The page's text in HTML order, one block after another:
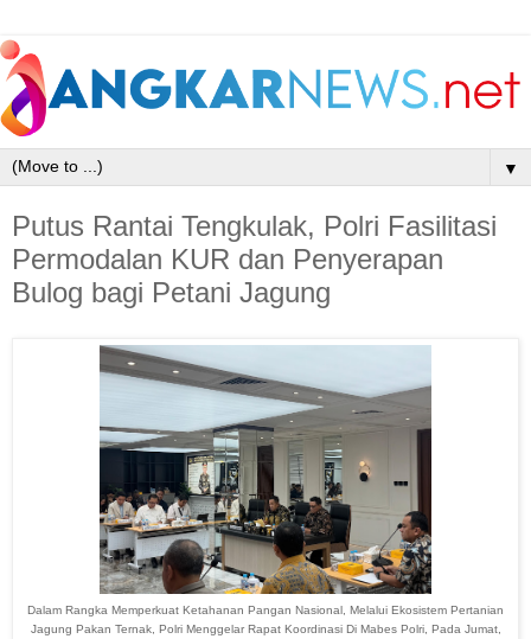
▼
Putus Rantai Tengkulak, Polri Fasilitasi
Permodalan KUR dan Penyerapan
Bulog bagi Petani Jagung
Dalam Rangka Memperkuat Ketahanan Pangan Nasional, Melalui Ekosistem Pertanian
Jagung Pakan Ternak, Polri Menggelar Rapat Koordinasi Di Mabes Polri, Pada Jumat,